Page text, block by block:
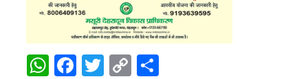
WhatsApp
Facebook
Twitter
Copy